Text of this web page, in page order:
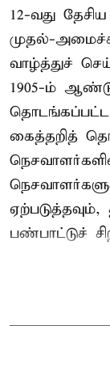
12-வது
முதல்-
வாழ்த்துச்
1905-ம்
தொடங்கப்பட்ட
கைத்தறித்
ஏற்படுத்தவும்,
பண்பாட்டுச்